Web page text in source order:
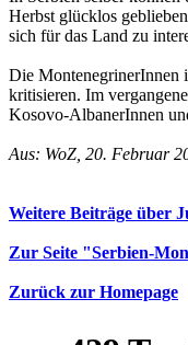
Herbst glücklos
sich für das Land zu
Die MontenegrinerInnen
kritisieren. Im
Kosovo-AlbanerInnen
Aus: WoZ, 20. Februar
Weitere Beiträge über
Zur Seite "Serbien-
Zurück zur Homepage